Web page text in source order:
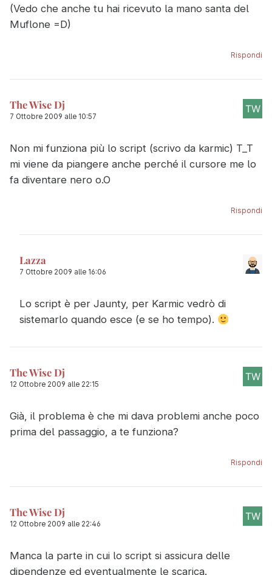
(Vedo che anche tu hai ricevuto la mano santa del
Muflone =D)
Rispondi
The Wise Dj
7 Ottobre 2009 alle 10:57
Non mi funziona più lo script (scrivo da karmic) T_T
mi viene da piangere anche perché il cursore me lo
fa diventare nero o.O
Rispondi
Lazza
7 Ottobre 2009 alle 16:06
Lo script è per Jaunty, per Karmic vedrò di
sistemarlo quando esce (e se ho tempo).
The Wise Dj
12 Ottobre 2009 alle 22:15
Già, il problema è che mi dava problemi anche poco
prima del passaggio, a te funziona?
Rispondi
The Wise Dj
12 Ottobre 2009 alle 22:46
Manca la parte in cui lo script si assicura delle
dipendenze ed eventualmente le scarica.